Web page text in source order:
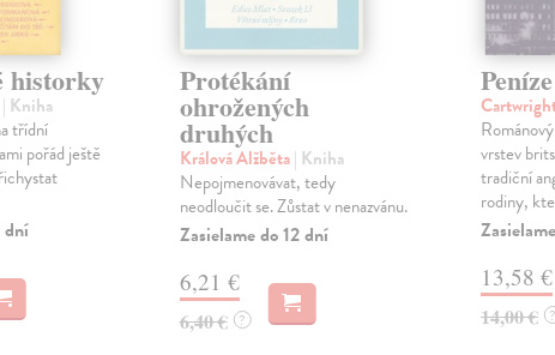
historky
| Kniha
třídní
pořád ještě
dní
Protékání
ohrožených
druhých
Králová Alžběta| Kniha
Nepojmenovávat, tedy
neodloučit se. Zůstat v nenazvánu.
Zasielame do 12 dní
6,21 €
6,40 € ?
vrstev
tradiční
rodiny,
13,58 €
14,00 €